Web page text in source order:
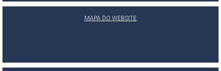
MAPA DO WEBSITE